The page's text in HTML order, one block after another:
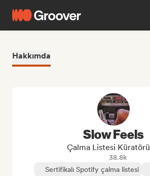
Hakkımda
Slow Feels
Çalma Listesi Küratörü
38.8k
Sertifikalı Spotify çalma listesi